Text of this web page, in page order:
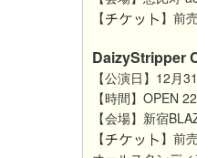
【
】前
DaizyStripper
【公演日】12月
【時間】OPEN
【会場】新宿
【
】前